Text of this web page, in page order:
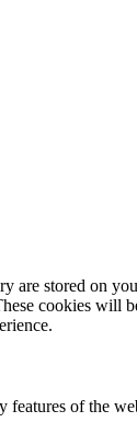
are stored on
cookies will
features of the